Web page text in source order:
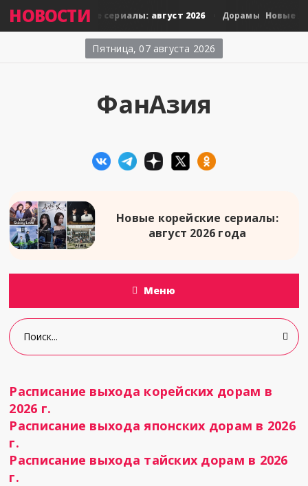
НОВОСТИ
Новые тайские сериалы: август 2026 Дорамы Новые
Пятница, 07 августа 2026
ФанАзия
Новые корейские сериалы:
август 2026 года
Меню
Расписание выхода корейских дорам в
2026 г.
Расписание выхода японских дорам в 2026
г.
Расписание выхода тайских дорам в 2026
г.